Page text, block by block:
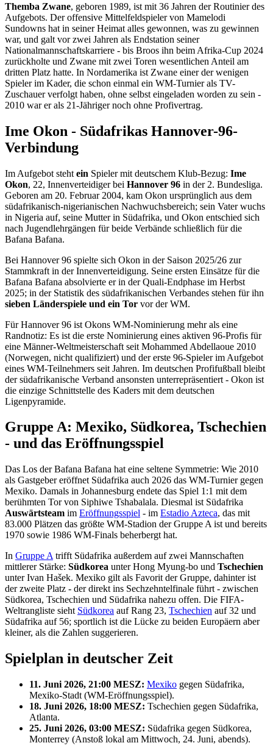
Themba Zwane, geboren 1989, ist mit 36 Jahren der Routinier des
Aufgebots. Der offensive Mittelfeldspieler von Mamelodi
Sundowns hat in seiner Heimat alles gewonnen, was zu gewinnen
war, und galt vor zwei Jahren als Endstation seiner
Nationalmannschaftskarriere - bis Broos ihn beim Afrika-Cup 2024
zurückholte und Zwane mit zwei Toren wesentlichen Anteil am
dritten Platz hatte. In Nordamerika ist Zwane einer der wenigen
Spieler im Kader, die schon einmal ein WM-Turnier als TV-
Zuschauer verfolgt haben, ohne selbst eingeladen worden zu sein -
2010 war er als 21-Jähriger noch ohne Profivertrag.
Ime Okon - Südafrikas Hannover-96-
Verbindung
Im Aufgebot steht ein Spieler mit deutschem Klub-Bezug: Ime
Okon, 22, Innenverteidiger bei Hannover 96 in der 2. Bundesliga.
Geboren am 20. Februar 2004, kam Okon ursprünglich aus dem
südafrikanisch-nigerianischen Nachwuchsbereich; sein Vater wuchs
in Nigeria auf, seine Mutter in Südafrika, und Okon entschied sich
nach Jugendlehrgängen für beide Verbände schließlich für die
Bafana Bafana.
Bei Hannover 96 spielte sich Okon in der Saison 2025/26 zur
Stammkraft in der Innenverteidigung. Seine ersten Einsätze für die
Bafana Bafana absolvierte er in der Quali-Endphase im Herbst
2025; in der Statistik des südafrikanischen Verbandes stehen für ihn
sieben Länderspiele und ein Tor vor der WM.
Für Hannover 96 ist Okons WM-Nominierung mehr als eine
Randnotiz: Es ist die erste Nominierung eines aktiven 96-Profis für
eine Männer-Weltmeisterschaft seit Mohammed Abdellaoue 2010
(Norwegen, nicht qualifiziert) und der erste 96-Spieler im Aufgebot
eines WM-Teilnehmers seit Jahren. Im deutschen Profifußball bleibt
der südafrikanische Verband ansonsten unterrepräsentiert - Okon ist
die einzige Schnittstelle des Kaders mit dem deutschen
Ligenpyramide.
Gruppe A: Mexiko, Südkorea, Tschechien
- und das Eröffnungsspiel
Das Los der Bafana Bafana hat eine seltene Symmetrie: Wie 2010
als Gastgeber eröffnet Südafrika auch 2026 das WM-Turnier gegen
Mexiko. Damals in Johannesburg endete das Spiel 1:1 mit dem
berühmten Tor von Siphiwe Tshabalala. Diesmal ist Südafrika
Auswärtsteam im Eröffnungsspiel - im Estadio Azteca, das mit
83.000 Plätzen das größte WM-Stadion der Gruppe A ist und bereits
1970 sowie 1986 WM-Finals beherbergt hat.
In Gruppe A trifft Südafrika außerdem auf zwei Mannschaften
mittlerer Stärke: Südkorea unter Hong Myung-bo und Tschechien
unter Ivan Hašek. Mexiko gilt als Favorit der Gruppe, dahinter ist
der zweite Platz - der direkt ins Sechzehntelfinale führt - zwischen
Südkorea, Tschechien und Südafrika nahezu offen. Die FIFA-
Weltrangliste sieht Südkorea auf Rang 23, Tschechien auf 32 und
Südafrika auf 56; sportlich ist die Lücke zu beiden Europäern aber
kleiner, als die Zahlen suggerieren.
Spielplan in deutscher Zeit
11. Juni 2026, 21:00 MESZ: Mexiko gegen Südafrika,
Mexiko-Stadt (WM-Eröffnungsspiel).
18. Juni 2026, 18:00 MESZ: Tschechien gegen Südafrika,
Atlanta.
25. Juni 2026, 03:00 MESZ: Südafrika gegen Südkorea,
Monterrey (Anstoß lokal am Mittwoch, 24. Juni, abends).